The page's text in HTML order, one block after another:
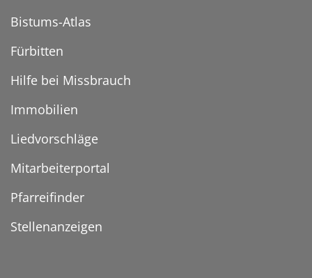
Bistums-Atlas
Fürbitten
Hilfe bei Missbrauch
Immobilien
Liedvorschläge
Mitarbeiterportal
Pfarreifinder
Stellenanzeigen